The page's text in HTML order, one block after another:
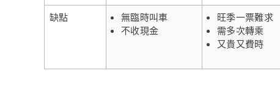
缺點
無臨時叫車
不收現金
旺季一票難求
需多次轉乘
又貴又費時